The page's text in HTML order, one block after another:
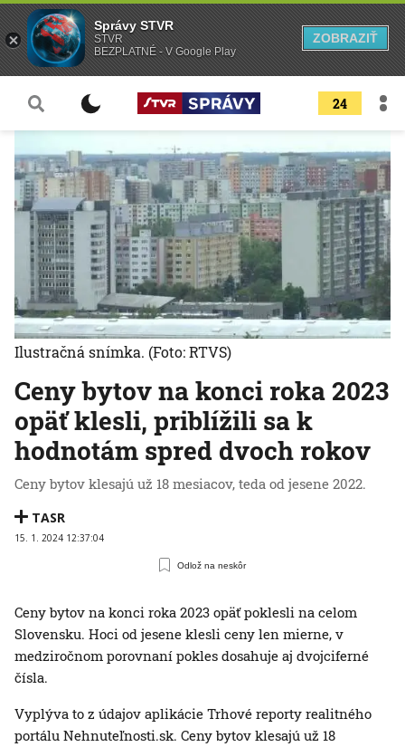
24
Ceny bytov na konci roka 2023
opäť klesli, priblížili sa k
hodnotám spred dvoch rokov
Ceny bytov klesajú už 18 mesiacov, teda od jesene 2022.
TASR
15. 1. 2024 12:37:04
Odlož na neskôr
Ilustračná snímka. (Foto: RTVS)
Ceny bytov na konci roka 2023 opäť poklesli na celom
Slovensku. Hoci od jesene klesli ceny len mierne, v
medziročnom porovnaní pokles dosahuje aj dvojciferné
čísla.
Vyplýva to z údajov aplikácie Trhové reporty realitného
portálu Nehnuteľnosti.sk. Ceny bytov klesajú už 18
Správy STVR
STVR
BEZPLATNÉ - V Google Play
ZOBRAZIŤ